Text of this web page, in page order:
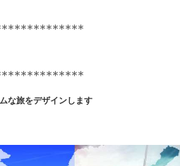
な旅をデザインします